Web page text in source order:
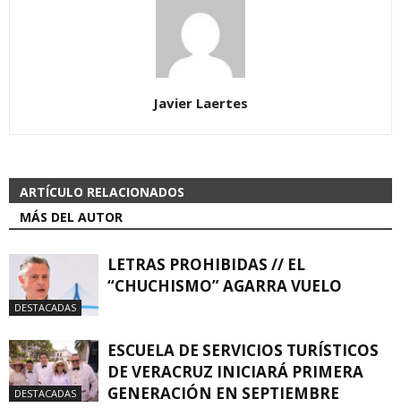
Javier Laertes
ARTÍCULO RELACIONADOS
MÁS DEL AUTOR
DESTACADAS
LETRAS PROHIBIDAS // EL
“CHUCHISMO” AGARRA VUELO
DESTACADAS
ESCUELA DE SERVICIOS TURÍSTICOS
DE VERACRUZ INICIARÁ PRIMERA
GENERACIÓN EN SEPTIEMBRE